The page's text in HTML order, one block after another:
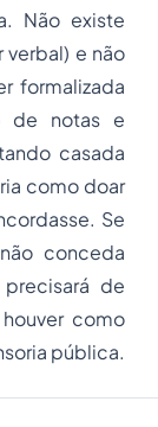
Não existe
e não
formalizada
de notas e
casada
como doar
Se
conceda
de
como
pública.